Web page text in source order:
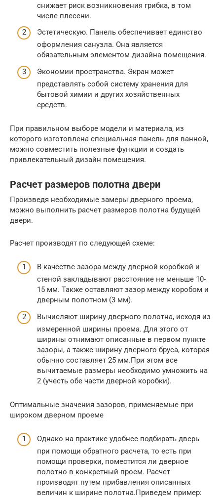
снижает риск возникновения грибка, в том
числе плесени.
Эстетическую. Панель обеспечивает единство
оформления санузла. Она является
обязательным элементом дизайна помещения.
Экономии пространства. Экран может
представлять собой систему хранения для
бытовой химии и других хозяйственных
средств.
При правильном выборе модели и материала, из
которого изготовлена специальная панель для ванной,
можно совместить полезные функции и создать
привлекательный дизайн помещения.
Расчет размеров полотна двери
Произведя необходимые замеры дверного проема,
можно выполнить расчет размеров полотна будущей
двери.
Расчет производят по следующей схеме:
В качестве зазора между дверной коробкой и
стеной закладывают расстояние не меньше 10-
15 мм. Также оставляют зазор между коробом и
дверным полотном (3 мм).
Вычисляют ширину дверного полотна, исходя из
измеренной ширины проема. Для этого от
ширины отнимают описанные в первом пункте
зазоры, а также ширину дверного бруса, которая
обычно составляет 25 мм.При этом все
вычитаемые размеры необходимо умножить на
2 (учесть обе части дверной коробки).
Оптимальные значения зазоров, применяемые при
широком дверном проеме
Однако на практике удобнее подбирать дверь
при помощи обратного расчета, то есть при
помощи проверки, поместится ли дверное
полотно в конкретный проем. Расчет
производят путем прибавления описанных
величин к ширине полотна.Приведем пример: